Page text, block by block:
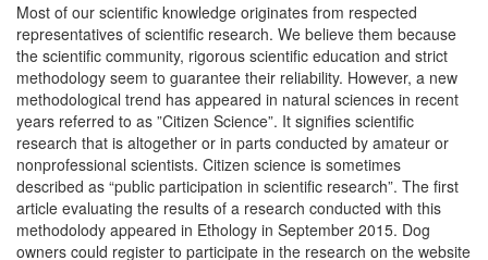
Most of our scientific knowledge originates from respected
representatives of scientific research. We believe them because
the scientific community, rigorous scientific education and strict
methodology seem to guarantee their reliability. However, a new
methodological trend has appeared in natural sciences in recent
years referred to as ”Citizen Science”. It signifies scientific
research that is altogether or in parts conducted by amateur or
nonprofessional scientists. Citizen science is sometimes
described as “public participation in scientific research”. The first
article evaluating the results of a research conducted with this
methodolody appeared in Ethology in September 2015. Dog
owners could register to participate in the research on the website